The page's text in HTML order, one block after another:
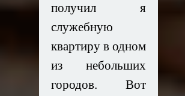
получил я
служебную
квартиру в одном
из небольших
городов. Вот